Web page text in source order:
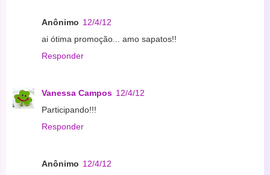
Anônimo 12/4/12
ai ótima promoção... amo sapatos!!
Responder
Vanessa Campos 12/4/12
Participando!!!
Responder
Anônimo 12/4/12